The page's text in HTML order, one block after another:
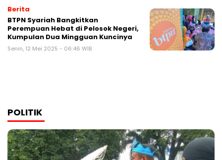
Berita
BTPN Syariah Bangkitkan
Perempuan Hebat di Pelosok Negeri,
Kumpulan Dua Mingguan Kuncinya
Senin, 12 Mei 2025 - 06:46 WIB
POLITIK